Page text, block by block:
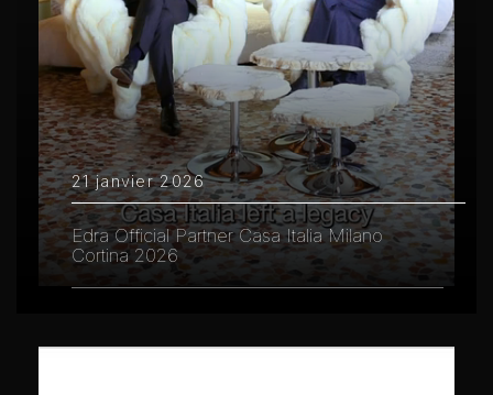
21 janvier 2026
Edra Official Partner Casa Italia Milano
Cortina 2026